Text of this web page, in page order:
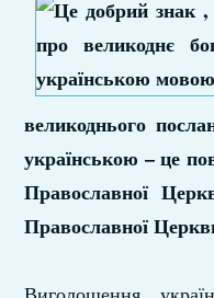
великоднього
українською – це
Православної
Православної